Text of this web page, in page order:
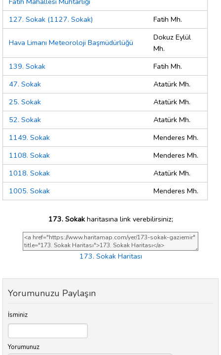
127. Sokak (1127. Sokak)
Fatih Mh.
Hava Limanı Meteoroloji Başmüdürlüğü
Dokuz Eylül
Mh.
139. Sokak
Fatih Mh.
47. Sokak
Atatürk Mh.
25. Sokak
Atatürk Mh.
52. Sokak
Atatürk Mh.
1149. Sokak
Menderes Mh.
1108. Sokak
Menderes Mh.
1018. Sokak
Atatürk Mh.
1005. Sokak
Menderes Mh.
173. Sokakharitasına link verebilirsiniz;
173. Sokak Haritası
Yorumunuzu Paylaşın
İsminiz
Yorumunuz